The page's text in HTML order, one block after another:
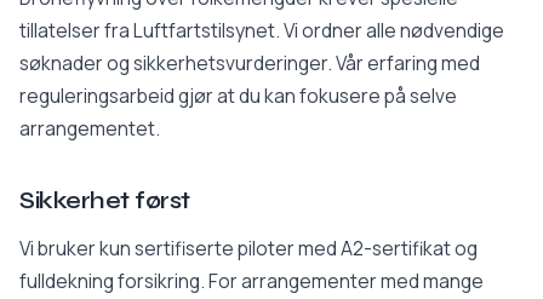
tillatelser fra Luftfartstilsynet. Vi ordner alle nødvendige
søknader og sikkerhetsvurderinger. Vår erfaring med
reguleringsarbeid gjør at du kan fokusere på selve
arrangementet.
Sikkerhet først
Vi bruker kun sertifiserte piloter med A2-sertifikat og
fulldekning forsikring. For arrangementer med mange